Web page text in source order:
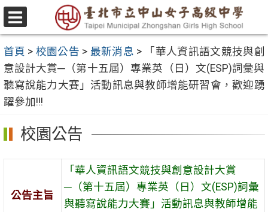
跳
至
要
內
容
區
選
單
首頁 > 校園公告 > 最新消息 >
「華人資訊語文競技與創
意設計大賞─（第十五屆）專業英（日）文(ESP)詞彙與
聽寫說能力大賽」活動訊息與教師增能研習會，歡迎踴
躍參加!!!
校園公告
公告主旨
「華人資訊語文競技與創意設計大賞
─（第十五屆）專業英（日）文(ESP)詞彙
與聽寫說能力大賽」活動訊息與教師增能